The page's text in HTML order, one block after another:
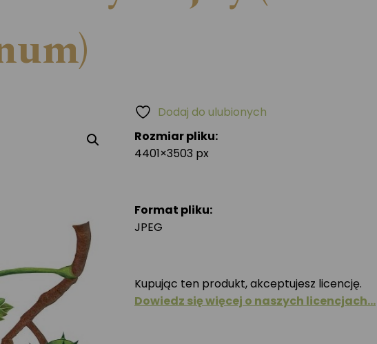
Rozmiar pliku:
4401×3503 px
Format pliku:
JPEG
Kupując ten produkt, akceptujesz licencję.
Dowiedz się więcej o naszych licencjach…
Dodaj do ulubionych